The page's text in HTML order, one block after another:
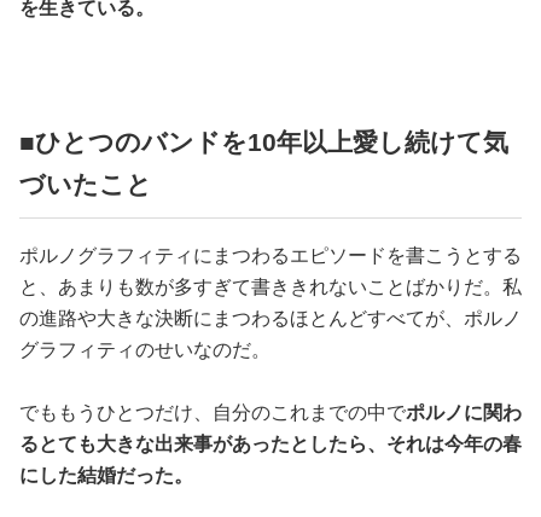
を生きている。
■ひとつのバンドを10年以上愛し続けて気
づいたこと
ポルノグラフィティにまつわるエピソードを書こうとする
と、あまりも数が多すぎて書ききれないことばかりだ。私
の進路や大きな決断にまつわるほとんどすべてが、ポルノ
グラフィティのせいなのだ。
でももうひとつだけ、自分のこれまでの中でポルノに関わ
るとても大きな出来事があったとしたら、それは今年の春
にした結婚だった。